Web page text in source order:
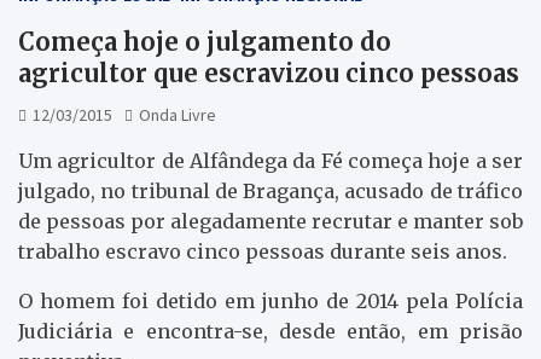
Começa hoje o julgamento do
agricultor que escravizou cinco pessoas
12/03/2015 Onda Livre
Um agricultor de Alfândega da Fé começa hoje a ser
julgado, no tribunal de Bragança, acusado de tráfico
de pessoas por alegadamente recrutar e manter sob
trabalho escravo cinco pessoas durante seis anos.
O homem foi detido em junho de 2014 pela Polícia
Judiciária e encontra-se, desde então, em prisão